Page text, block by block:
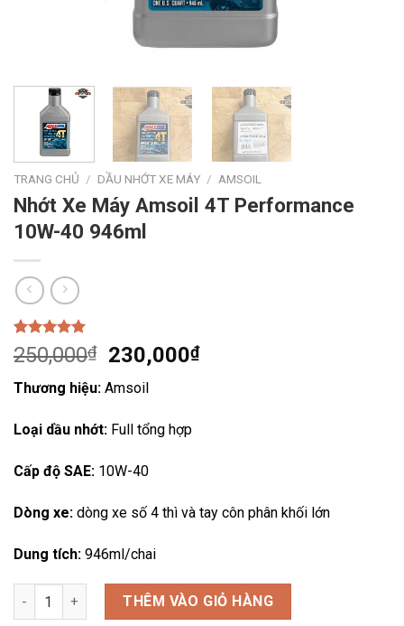
TRANG CHỦ / DẦU NHỚT XE MÁY / AMSOIL
Nhớt Xe Máy Amsoil 4T Performance
10W-40 946ml
5.00trên 5
dựa trên
1
250,000₫
Giá
gốc
là:
250,000₫.
230,000₫Giá
Thương hiệu: Amsoil
Loại dầu nhớt: Full tổng hợp
Cấp độ SAE: 10W-40
Dòng xe: dòng xe số 4 thì và tay côn phân khối lớn
Dung tích: 946ml/chai
Nhớt Xe Máy Amsoil 4T Performance 10W-40 946ml số lượng
THÊM VÀO GIỎ HÀNG